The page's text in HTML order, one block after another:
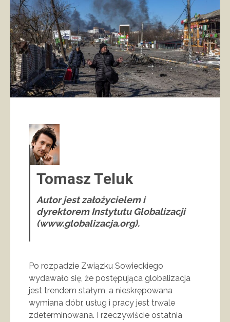
Tomasz Teluk
Autor jest założycielem i
dyrektorem Instytutu Globalizacji
(www.globalizacja.org).
Po rozpadzie Związku Sowieckiego
wydawało się, że postępująca globalizacja
jest trendem stałym, a nieskrępowana
wymiana dóbr, usług i pracy jest trwale
zdeterminowana. I rzeczywiście ostatnia